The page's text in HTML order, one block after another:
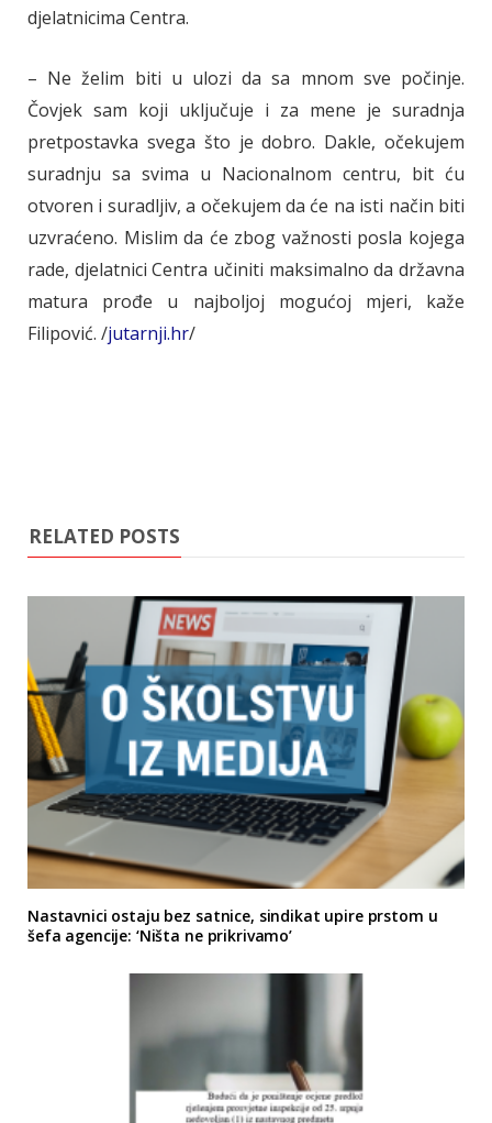
djelatnicima Centra.
– Ne želim biti u ulozi da sa mnom sve počinje.
Čovjek sam koji uključuje i za mene je suradnja
pretpostavka svega što je dobro. Dakle, očekujem
suradnju sa svima u Nacionalnom centru, bit ću
otvoren i suradljiv, a očekujem da će na isti način biti
uzvraćeno. Mislim da će zbog važnosti posla kojega
rade, djelatnici Centra učiniti maksimalno da državna
matura prođe u najboljoj mogućoj mjeri, kaže
Filipović. /jutarnji.hr/
RELATED POSTS
Nastavnici ostaju bez satnice, sindikat upire prstom u
šefa agencije: ‘Ništa ne prikrivamo’